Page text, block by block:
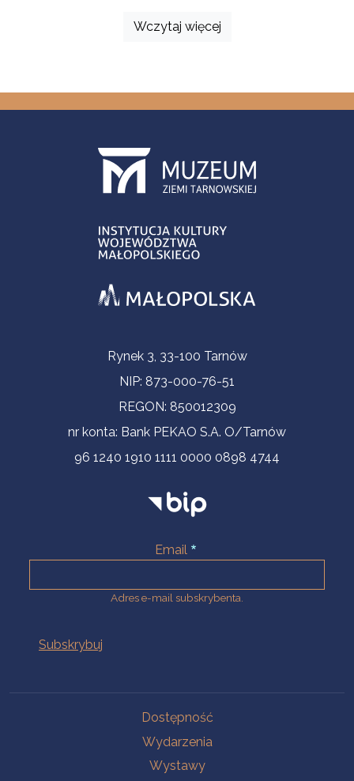
Wczytaj więcej
Informacje kontaktoweRynek 3, 33-100 Tarnów
NIP: 873-000-76-51
REGON: 850012309
nr konta: Bank PEKAO S.A. O/Tarnów
96 1240 1910 1111 0000 0898 4744
Email
Adres e-mail subskrybenta.
Dostępność
Wydarzenia
Wystawy